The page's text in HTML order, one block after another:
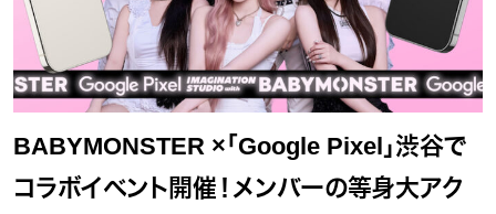
BABYMONSTER ×「Google Pixel」渋谷で
コラボイベント開催！メンバーの等身大アク